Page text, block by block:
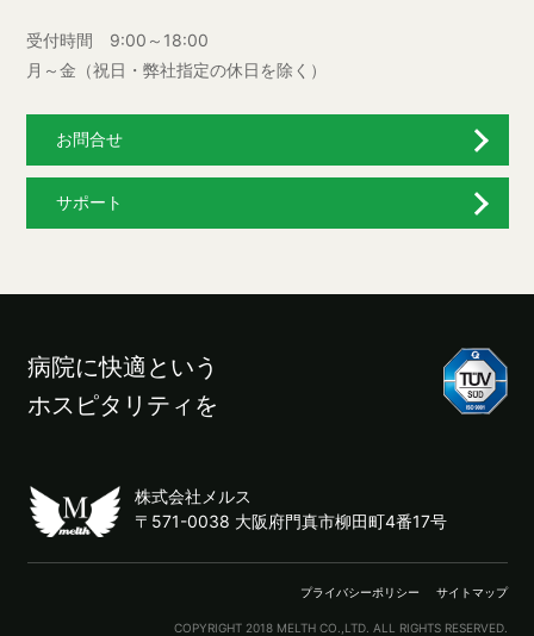
受付時間 9:00～18:00
月～金（祝日・弊社指定の休日を除く）
お問合せ
サポート
病院に快適という
ホスピタリティを
株式会社メルス
〒571-0038 大阪府門真市柳田町4番17号
プライバシーポリシー サイトマップ
COPYRIGHT 2018 MELTH CO.,LTD. ALL RIGHTS RESERVED.